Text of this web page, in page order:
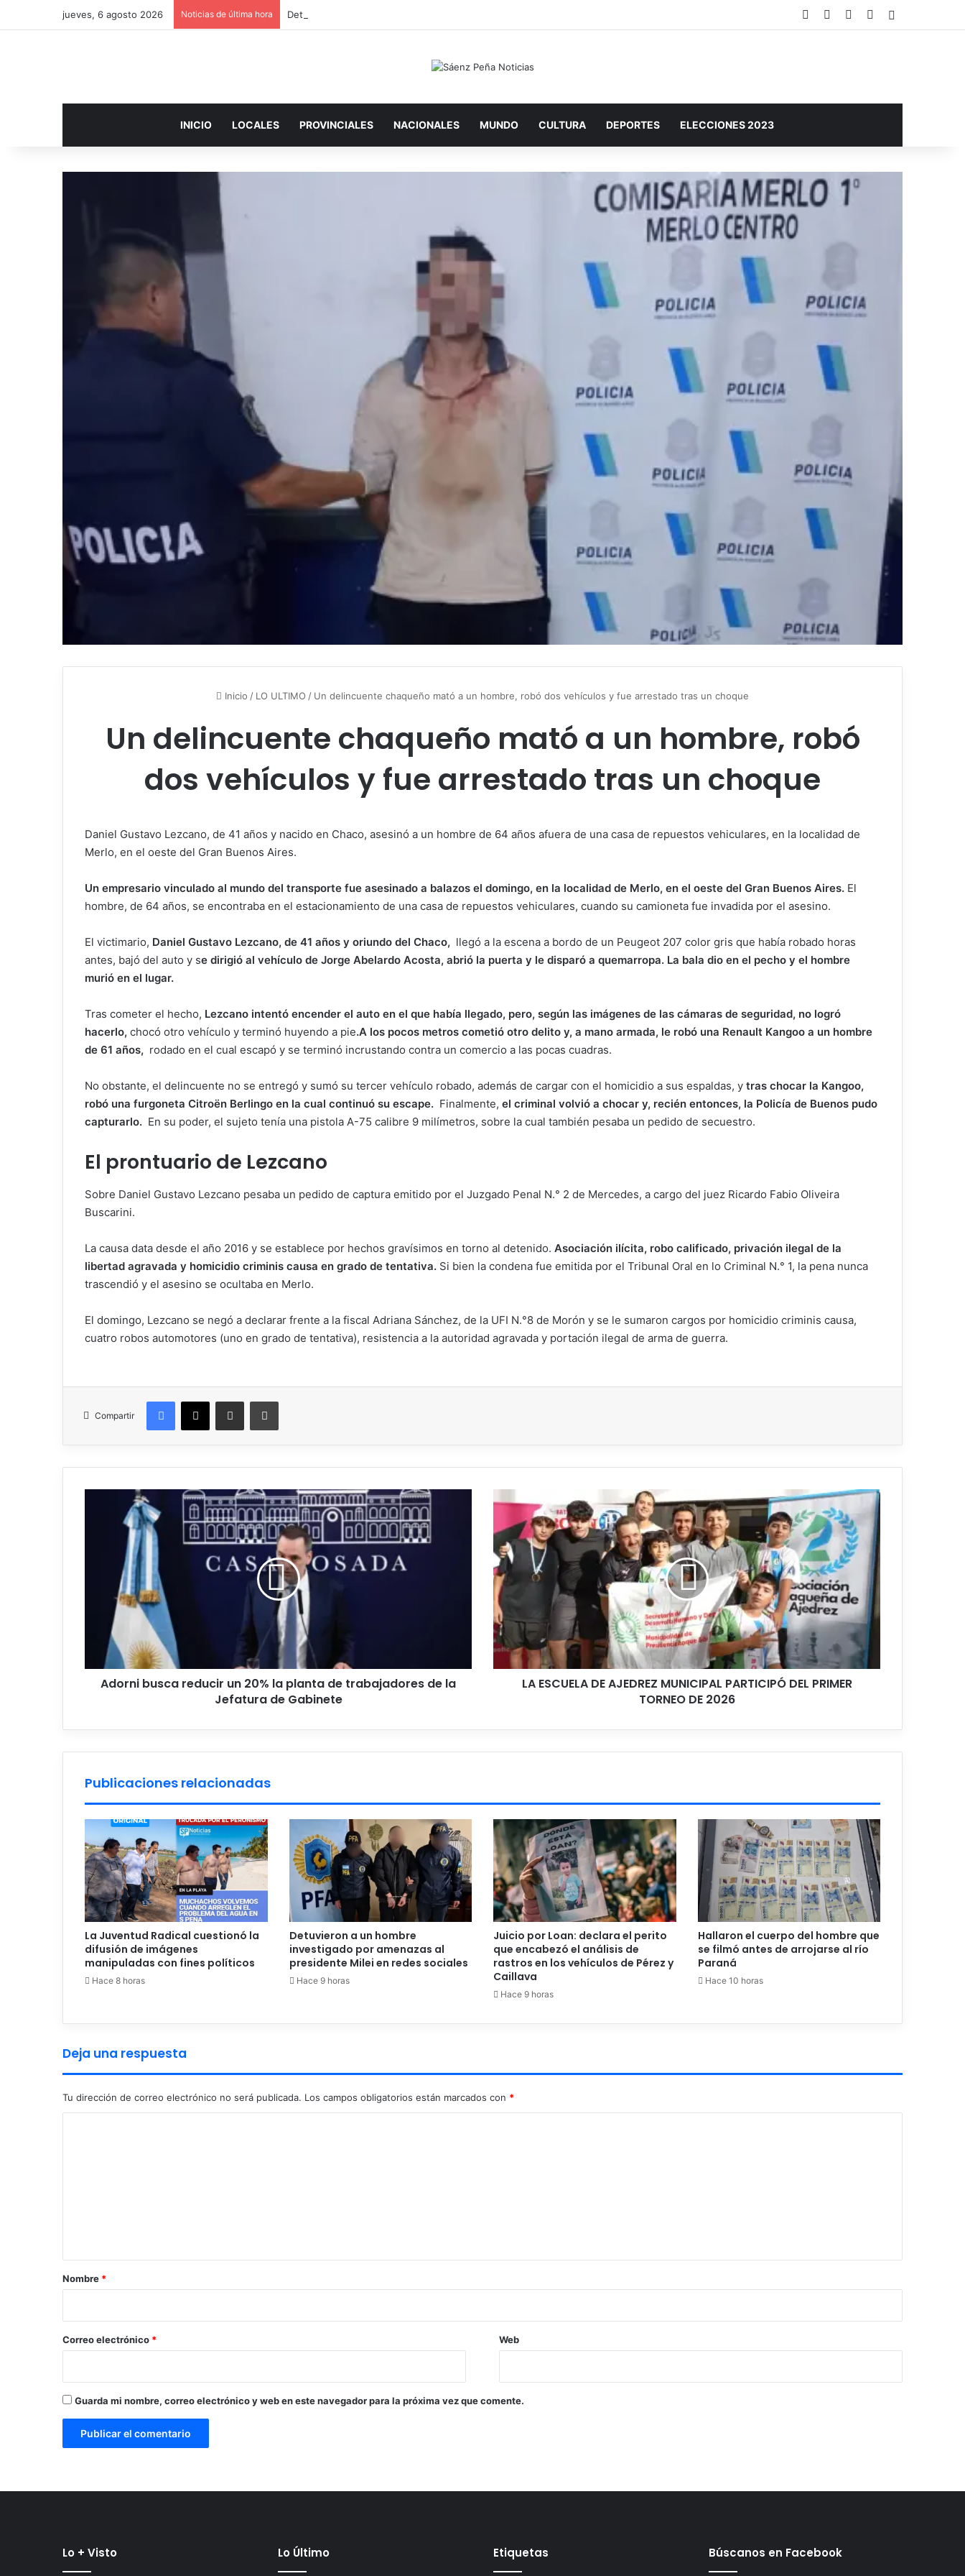
jueves, 6 agosto 2026 Noticias de última hora Detuvieron a un hombre investigado por amenazas al presidente Milei en redes sociales Facebook YouTubeInstagram
INICIO LOCALES PROVINCIALES NACIONALES MUNDO CULTURA DEPORTES ELECCIONES 2023
Inicio / LO ULTIMO / Un delincuente chaqueño mató a un hombre, robó dos vehículos y fue arrestado tras un choque
Un delincuente chaqueño mató a un hombre, robó
dos vehículos y fue arrestado tras un choque
Daniel Gustavo Lezcano, de 41 años y nacido en Chaco, asesinó a un hombre de 64 años afuera de una casa de repuestos vehiculares, en la localidad de
Merlo, en el oeste del Gran Buenos Aires.
Un empresario vinculado al mundo del transporte fue asesinado a balazos el domingo, en la localidad de Merlo, en el oeste del Gran Buenos Aires. El
hombre, de 64 años, se encontraba en el estacionamiento de una casa de repuestos vehiculares, cuando su camioneta fue invadida por el asesino.
El victimario, Daniel Gustavo Lezcano, de 41 años y oriundo del Chaco, llegó a la escena a bordo de un Peugeot 207 color gris que había robado horas
antes, bajó del auto y se dirigió al vehículo de Jorge Abelardo Acosta, abrió la puerta y le disparó a quemarropa. La bala dio en el pecho y el hombre
murió en el lugar.
Tras cometer el hecho, Lezcano intentó encender el auto en el que había llegado, pero, según las imágenes de las cámaras de seguridad, no logró
hacerlo, chocó otro vehículo y terminó huyendo a pie.A los pocos metros cometió otro delito y, a mano armada, le robó una Renault Kangoo a un hombre
de 61 años, rodado en el cual escapó y se terminó incrustando contra un comercio a las pocas cuadras.
No obstante, el delincuente no se entregó y sumó su tercer vehículo robado, además de cargar con el homicidio a sus espaldas, y tras chocar la Kangoo,
robó una furgoneta Citroën Berlingo en la cual continuó su escape. Finalmente, el criminal volvió a chocar y, recién entonces, la Policía de Buenos pudo
capturarlo. En su poder, el sujeto tenía una pistola A-75 calibre 9 milímetros, sobre la cual también pesaba un pedido de secuestro.
El prontuario de Lezcano
Sobre Daniel Gustavo Lezcano pesaba un pedido de captura emitido por el Juzgado Penal N.° 2 de Mercedes, a cargo del juez Ricardo Fabio Oliveira
Buscarini.
La causa data desde el año 2016 y se establece por hechos gravísimos en torno al detenido. Asociación ilícita, robo calificado, privación ilegal de la
libertad agravada y homicidio criminis causa en grado de tentativa. Si bien la condena fue emitida por el Tribunal Oral en lo Criminal N.° 1, la pena nunca
trascendió y el asesino se ocultaba en Merlo.
El domingo, Lezcano se negó a declarar frente a la fiscal Adriana Sánchez, de la UFI N.°8 de Morón y se le sumaron cargos por homicidio criminis causa,
cuatro robos automotores (uno en grado de tentativa), resistencia a la autoridad agravada y portación ilegal de arma de guerra.
Compartir
Facebook
X Compartir por correo electrónicoImprimir
trabajadores
Jefatura
Gabinete
Adorni busca reducir un 20% la planta de trabajadores de la
Jefatura de Gabinete
ESCUELA
DE
AJEDREZ
MUNICIPAL
PARTICIPÓ
DEL
PRIMER
TORNEO
DE
2026
LA ESCUELA DE AJEDREZ MUNICIPAL PARTICIPÓ DEL PRIMER
TORNEO DE 2026
Publicaciones relacionadas
La Juventud Radical cuestionó la
difusión de imágenes
manipuladas con fines políticos
Hace 8 horas
Detuvieron a un hombre
investigado por amenazas al
presidente Milei en redes sociales
Hace 9 horas
Juicio por Loan: declara el perito
que encabezó el análisis de
rastros en los vehículos de Pérez y
Caillava
Hace 9 horas
Hallaron el cuerpo del hombre que
se filmó antes de arrojarse al río
Paraná
Hace 10 horas
Deja una respuesta
Tu dirección de correo electrónico no será publicada. Los campos obligatorios están marcados con *
r
*
Nombre *
Correo electrónico * Web
Guarda mi nombre, correo electrónico y web en este navegador para la próxima vez que comente.
Lo + Visto Lo Último Etiquetas Búscanos en Facebook